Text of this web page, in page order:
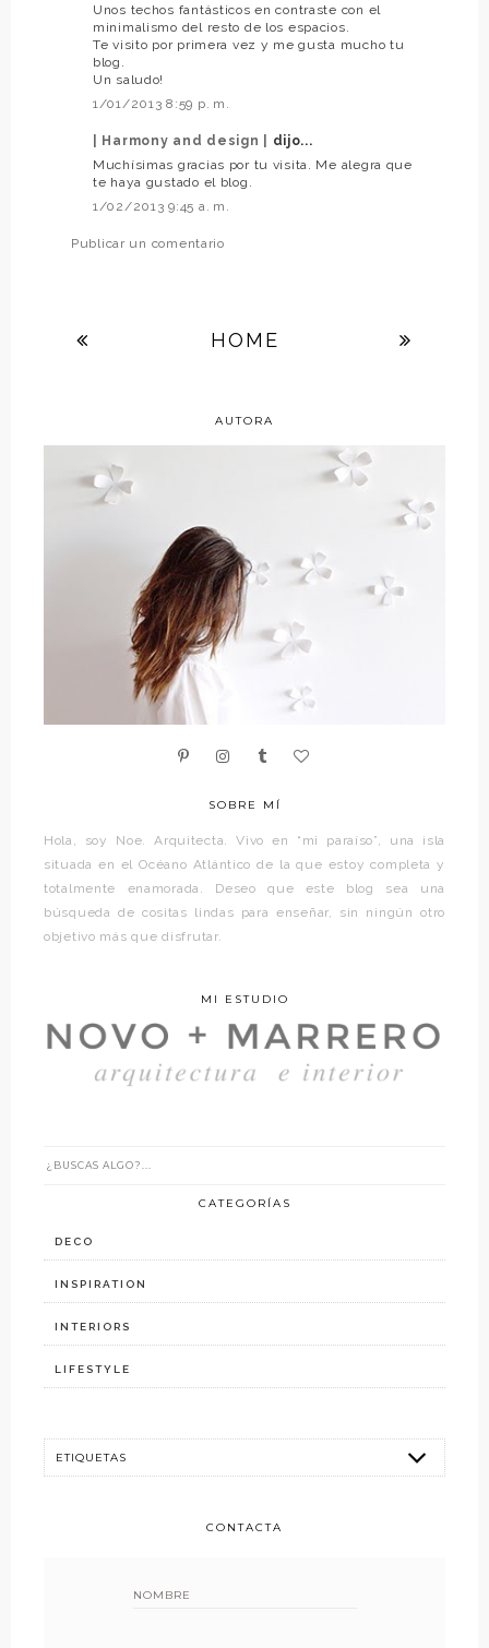
Unos techos fantásticos en contraste con el
minimalismo del resto de los espacios.
Te visito por primera vez y me gusta mucho tu
blog.
Un saludo!
1/01/2013 8:59 p. m.
| Harmony and design |
dijo...
Muchísimas gracias por tu visita. Me alegra que
te haya gustado el blog.
1/02/2013 9:45 a. m.
Publicar un comentario
HOME
AUTORA
SOBRE MÍ
Hola, soy Noe. Arquitecta. Vivo en “mi paraíso”, una isla
situada en el Océano Atlántico de la que estoy completa y
totalmente enamorada. Deseo que este blog sea una
búsqueda de cositas lindas para enseñar, sin ningún otro
objetivo más que disfrutar.
MI ESTUDIO
CATEGORÍAS
DECO
INSPIRATION
INTERIORS
LIFESTYLE
CONTACTA